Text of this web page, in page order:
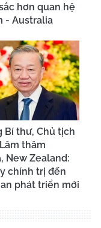
hơn quan hệ
- Australia
Bí thư, Chủ tịch
thăm
New Zealand:
chính trị đến
phát triển mới